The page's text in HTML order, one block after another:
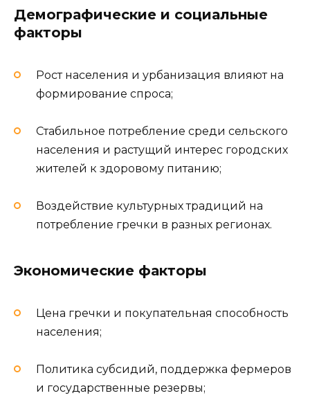
Демографические и социальные
факторы
Рост населения и урбанизация влияют на
формирование спроса;
Стабильное потребление среди сельского
населения и растущий интерес городских
жителей к здоровому питанию;
Воздействие культурных традиций на
потребление гречки в разных регионах.
Экономические факторы
Цена гречки и покупательная способность
населения;
Политика субсидий, поддержка фермеров
и государственные резервы;